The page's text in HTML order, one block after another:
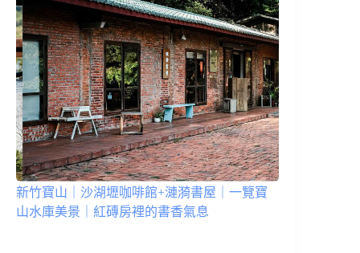
新竹寶山｜沙湖壢咖啡館+漣漪書屋｜一覽寶
山水庫美景｜紅磚房裡的書香氣息